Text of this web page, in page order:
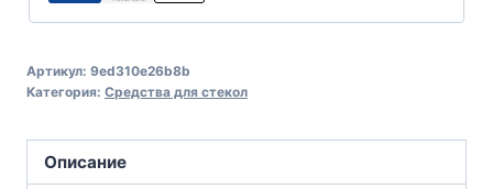
Артикул: 9ed310e26b8b
Категория: Средства для стекол
Описание